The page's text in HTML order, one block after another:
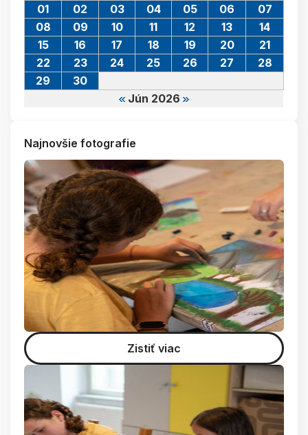
Jún 2026
01 02 03 04 05 06
07
08
09 10 11 12 13
14
15
16 17 18 19 20
21
22
23 24 25 26 27
28
29
30
Najnovšie fotografie
Zistiť viac